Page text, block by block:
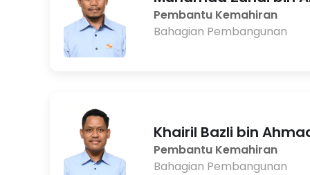
Pembantu Kemahiran
Bahagian Pembangunan
Khairil Bazli bin
Pembantu Kemahiran
Bahagian Pembangunan